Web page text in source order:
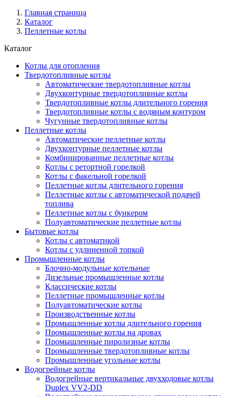
Главная страница
Каталог
Пеллетные котлы
Каталог
Котлы для отопления
Твердотопливные котлы
Автоматические твердотопливные котлы
Двухконтурные твердотопливные котлы
Твердотопливные котлы длительного горения
Твердотопливные котлы с водяным контуром
Чугунные твердотопливные котлы
Пеллетные котлы
Автоматические пеллетные котлы
Двухконтурные пеллетные котлы
Комбинированные пеллетные котлы
Котлы с ретортной горелкой
Котлы с факельной горелкой
Пеллетные котлы длительного горения
Пеллетные котлы с автоматической подачей
топлива
Пеллетные котлы с бункером
Полуавтоматические пеллетные котлы
Бытовые котлы
Котлы с автоматикой
Котлы с удлиненной топкой
Промышленные котлы
Блочно-модульные котельные
Дизельные промышленные котлы
Классические котлы
Пеллетные промышленные котлы
Полуавтоматические котлы
Производственные котлы
Промышленные котлы длительного горения
Промышленные котлы на дровах
Промышленные пиролизные котлы
Промышленные твердотопливные котлы
Промышленные угольные котлы
Водогрейные котлы
Водогрейные вертикальные двухходовые котлы
Duplex VV2-DD